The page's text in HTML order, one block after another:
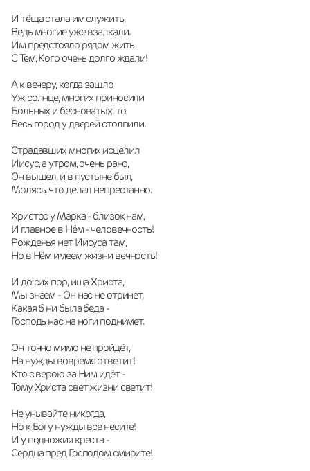
И тёща стала им служить,
Ведь многие уже взалкали.
Им предстояло рядом жить
С Тем, Кого очень долго ждали!
А к вечеру, когда зашло
Уж солнце, многих приносили
Больных и бесноватых, то
Весь город у дверей столпили.
Страдавших многих исцелил
Иисус, а утром, очень рано,
Он вышел, и в пустыне был,
Молясь, что делал непрестанно.
Христос у Марка - близок нам,
И главное в Нём - человечность!
Рожденья нет Иисуса там,
Но в Нём имеем жизни вечность!
И до сих пор, ища Христа,
Мы знаем - Он нас не отринет,
Какая б ни была беда -
Господь нас на ноги поднимет.
Он точно мимо не пройдёт,
На нужды вовремя ответит!
Кто с верою за Ним идёт -
Тому Христа свет жизни светит!
Не унывайте никогда,
Но к Богу нужды все несите!
И у подножия креста -
Сердца пред Господом смирите!